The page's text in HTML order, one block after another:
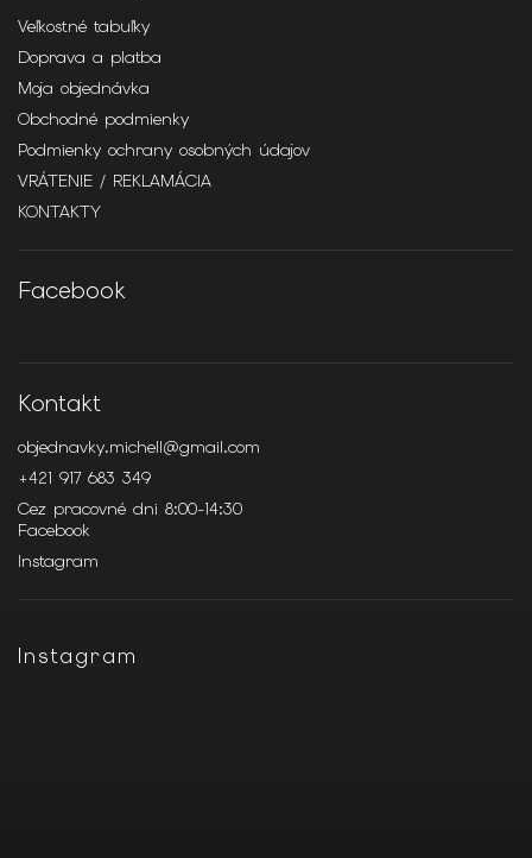
Veľkostné tabuľky
Doprava a platba
Moja objednávka
Obchodné podmienky
Podmienky ochrany osobných údajov
VRÁTENIE / REKLAMÁCIA
KONTAKTY
Facebook
Kontakt
objednavky.michell@gmail.com
+421 917 683 349
Cez pracovné dni 8:00-14:30
Facebook
Instagram
Instagram